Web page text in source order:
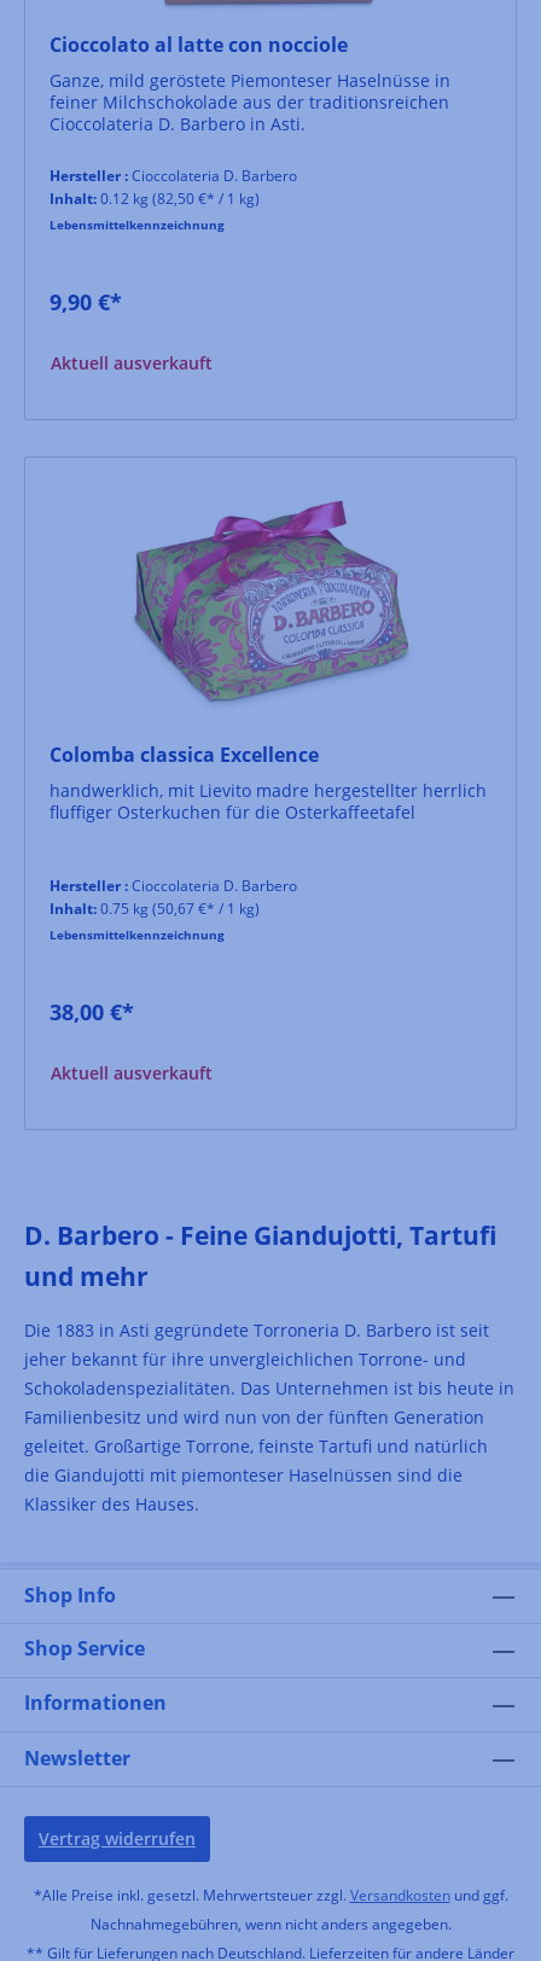
Cioccolato al latte con nocciole
Ganze, mild geröstete Piemonteser Haselnüsse in
feiner Milchschokolade aus der traditionsreichen
Cioccolateria D. Barbero in Asti.
Hersteller :Cioccolateria D. Barbero
Inhalt:0.12 kg (82,50 €* / 1 kg)
Lebensmittelkennzeichnung
9,90 €*
Aktuell ausverkauft
Colomba classica Excellence
handwerklich, mit Lievito madre hergestellter herrlich
fluffiger Osterkuchen für die Osterkaffeetafel
Hersteller :Cioccolateria D. Barbero
Inhalt:0.75 kg (50,67 €* / 1 kg)
Lebensmittelkennzeichnung
38,00 €*
Aktuell ausverkauft
D. Barbero - Feine Giandujotti, Tartufi
und mehr
Die 1883 in Asti gegründete Torroneria D. Barbero ist seit
jeher bekannt für ihre unvergleichlichen Torrone- und
Schokoladenspezialitäten. Das Unternehmen ist bis heute in
Familienbesitz und wird nun von der fünften Generation
geleitet. Großartige Torrone, feinste Tartufi und natürlich
die Giandujotti mit piemonteser Haselnüssen sind die
Klassiker des Hauses.
Shop Info
Shop Service
Informationen
Newsletter
Vertrag widerrufen
*Alle Preise inkl. gesetzl. Mehrwertsteuer zzgl. Versandkostenund ggf.
Nachnahmegebühren, wenn nicht anders angegeben.
** Gilt für Lieferungen nach Deutschland. Lieferzeiten für andere Länder